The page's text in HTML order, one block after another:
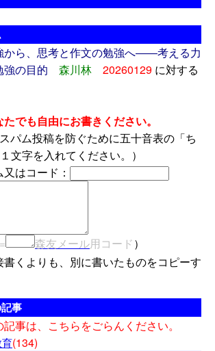
から、思考と作文の勉強へ――考える力
強の目的
森川林 20260129 に対する
でも自由にお書きください。
スパム投稿を防ぐために五十音表の「ち
文字を入れてください。）
はコード：
森友メール用コード）
くよりも、別に書いたものをコピーす
事
事は、こちらをごらんください。
(134)